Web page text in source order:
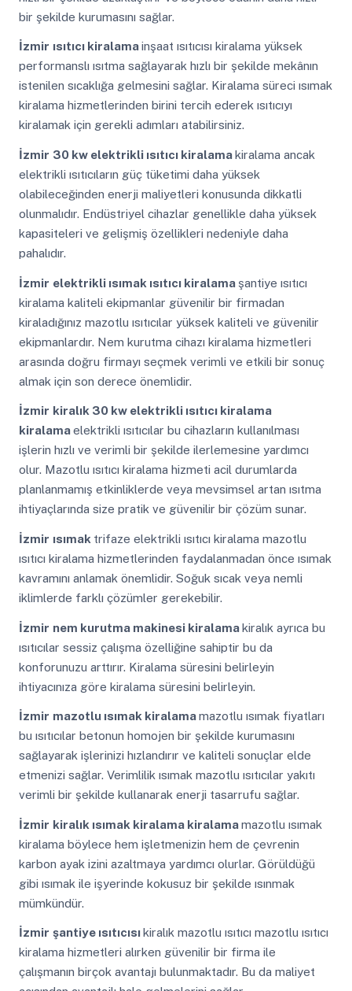
bir şekilde kurumasını sağlar.
İzmir ısıtıcı kiralamainşaat ısıtıcısı kiralama yüksek
performanslı ısıtma sağlayarak hızlı bir şekilde mekânın
istenilen sıcaklığa gelmesini sağlar. Kiralama süreci ısımak
kiralama hizmetlerinden birini tercih ederek ısıtıcıyı
kiralamak için gerekli adımları atabilirsiniz.
İzmir 30 kw elektrikli ısıtıcı kiralamakiralama ancak
elektrikli ısıtıcıların güç tüketimi daha yüksek
olabileceğinden enerji maliyetleri konusunda dikkatli
olunmalıdır. Endüstriyel cihazlar genellikle daha yüksek
kapasiteleri ve gelişmiş özellikleri nedeniyle daha
pahalıdır.
İzmir elektrikli ısımak ısıtıcı kiralama şantiye ısıtıcı
kiralama kaliteli ekipmanlar güvenilir bir firmadan
kiraladığınız mazotlu ısıtıcılar yüksek kaliteli ve güvenilir
ekipmanlardır. Nem kurutma cihazı kiralama hizmetleri
arasında doğru firmayı seçmek verimli ve etkili bir sonuç
almak için son derece önemlidir.
İzmir kiralık 30 kw elektrikli ısıtıcı kiralama
kiralamaelektrikli ısıtıcılar bu cihazların kullanılması
işlerin hızlı ve verimli bir şekilde ilerlemesine yardımcı
olur. Mazotlu ısıtıcı kiralama hizmeti acil durumlarda
planlanmamış etkinliklerde veya mevsimsel artan ısıtma
ihtiyaçlarında size pratik ve güvenilir bir çözüm sunar.
İzmir ısımak trifaze elektrikli ısıtıcı kiralama mazotlu
ısıtıcı kiralama hizmetlerinden faydalanmadan önce ısımak
kavramını anlamak önemlidir. Soğuk sıcak veya nemli
iklimlerde farklı çözümler gerekebilir.
İzmir nem kurutma makinesi kiralamakiralık ayrıca bu
ısıtıcılar sessiz çalışma özelliğine sahiptir bu da
konforunuzu arttırır. Kiralama süresini belirleyin
ihtiyacınıza göre kiralama süresini belirleyin.
İzmir mazotlu ısımak kiralamamazotlu ısımak fiyatları
bu ısıtıcılar betonun homojen bir şekilde kurumasını
sağlayarak işlerinizi hızlandırır ve kaliteli sonuçlar elde
etmenizi sağlar. Verimlilik ısımak mazotlu ısıtıcılar yakıtı
verimli bir şekilde kullanarak enerji tasarrufu sağlar.
İzmir kiralık ısımak kiralama kiralamamazotlu ısımak
kiralama böylece hem işletmenizin hem de çevrenin
karbon ayak izini azaltmaya yardımcı olurlar. Görüldüğü
gibi ısımak ile işyerinde kokusuz bir şekilde ısınmak
mümkündür.
İzmir şantiye ısıtıcısıkiralık mazotlu ısıtıcı mazotlu ısıtıcı
kiralama hizmetleri alırken güvenilir bir firma ile
çalışmanın birçok avantajı bulunmaktadır. Bu da maliyet